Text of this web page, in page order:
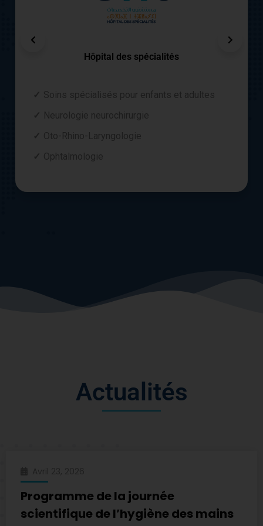
Hôpital des spécialités
Soins spécialisés pour enfants et adultes
Neurologie neurochirurgie
Oto-Rhino-Laryngologie
Ophtalmologie
Actua ités
Programme de la journée
scientifique de l’hygiène des mains